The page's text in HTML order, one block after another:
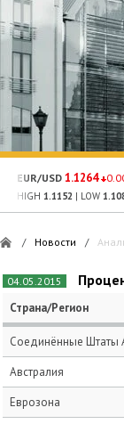
EUR/USD 1.1264
HIGH 1.1152 | LOW
/ Новости /
04.05.2015
Страна/Регион
Соединённые Штаты
Австралия
Еврозона